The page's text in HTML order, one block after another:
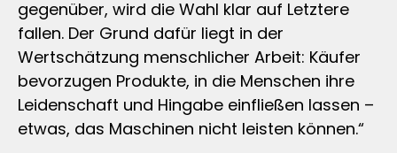
gegenüber, wird die Wahl klar auf Letztere
fallen. Der Grund dafür liegt in der
Wertschätzung menschlicher Arbeit: Käufer
bevorzugen Produkte, in die Menschen ihre
Leidenschaft und Hingabe einfließen lassen –
etwas, das Maschinen nicht leisten können.“